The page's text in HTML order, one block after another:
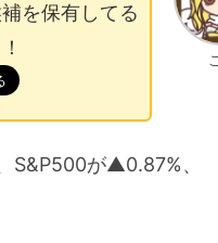
を保有してる
S&P500が▲0.87%、